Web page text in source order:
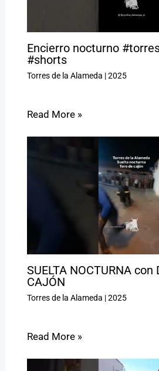
Encierro nocturno
#shorts
Torres de la Alameda |2025
Read More »
SUELTA NOCTURNA con
CAJÓN
Torres de la Alameda |2025
Read More »